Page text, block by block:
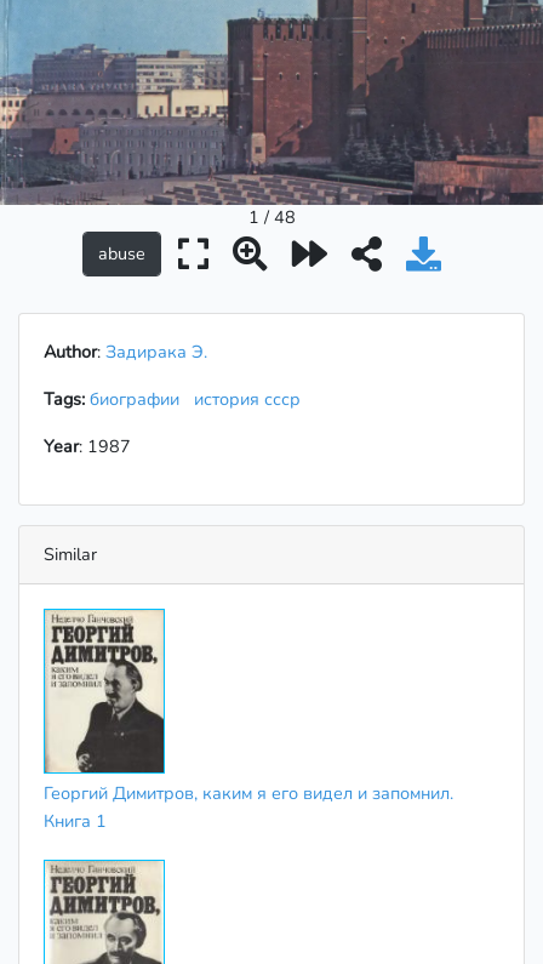
1 / 48
Author: Задирака Э.
Tags: биографии
история ссср
Year: 1987
Similar
Георгий Димитров, каким я его видел и запомнил.
Книга 1